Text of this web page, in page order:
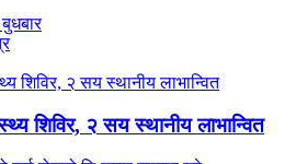
शिविर, २ सय स्थानीय लाभान्वित